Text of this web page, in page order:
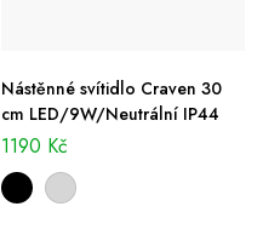
Nástěnné svítidlo Craven 30
cm LED/9W/Neutrální IP44
1190 Kč